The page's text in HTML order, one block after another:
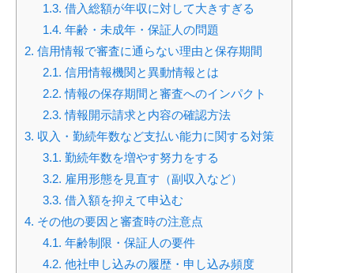
1.3. 借入総額が年収に対して大きすぎる
1.4. 年齢・未成年・保証人の問題
2. 信用情報で審査に通らない理由と保存期間
2.1. 信用情報機関と異動情報とは
2.2. 情報の保存期間と審査へのインパクト
2.3. 情報開示請求と内容の確認方法
3. 収入・勤続年数など支払い能力に関する対策
3.1. 勤続年数を増やす努力をする
3.2. 雇用形態を見直す（副収入など）
3.3. 借入額を抑えて申込む
4. その他の要因と審査時の注意点
4.1. 年齢制限・保証人の要件
4.2. 他社申し込みの履歴・申し込み頻度